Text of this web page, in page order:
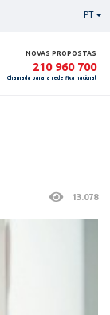
PT
NOVAS PROPOSTAS
210 960 700
Chamada para a rede fixa nacional
13.078